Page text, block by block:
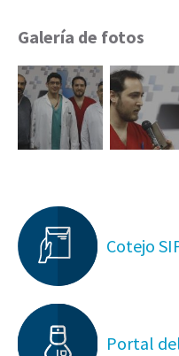
Galería de fotos
Cotejo
Portal